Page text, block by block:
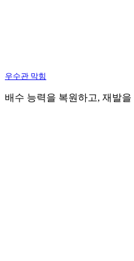
우수관 막힘
배수 능력을 복원하고, 재발을